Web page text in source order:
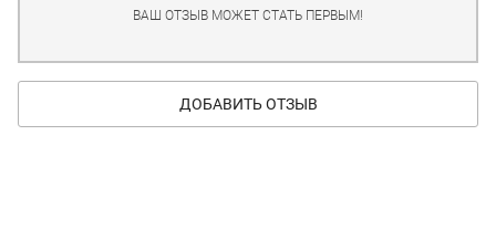
ВАШ ОТЗЫВ МОЖЕТ СТАТЬ ПЕРВЫМ!
ДОБАВИТЬ ОТЗЫВ